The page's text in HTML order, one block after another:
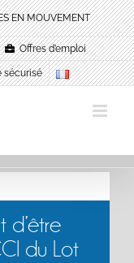
EN MOUVEMENT
Offres d’emploi
sécurisé
d’être
du Lot